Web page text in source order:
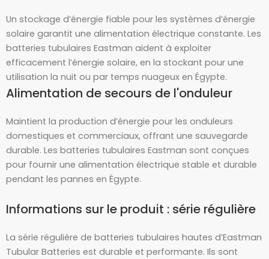
Un stockage d’énergie fiable pour les systèmes d’énergie
solaire garantit une alimentation électrique constante. Les
batteries tubulaires Eastman aident à exploiter
efficacement l’énergie solaire, en la stockant pour une
utilisation la nuit ou par temps nuageux en Égypte.
Alimentation de secours de l'onduleur
Maintient la production d’énergie pour les onduleurs
domestiques et commerciaux, offrant une sauvegarde
durable. Les batteries tubulaires Eastman sont conçues
pour fournir une alimentation électrique stable et durable
pendant les pannes en Égypte.
Informations sur le produit : série régulière
La série régulière de batteries tubulaires hautes d’Eastman
Tubular Batteries est durable et performante. Ils sont